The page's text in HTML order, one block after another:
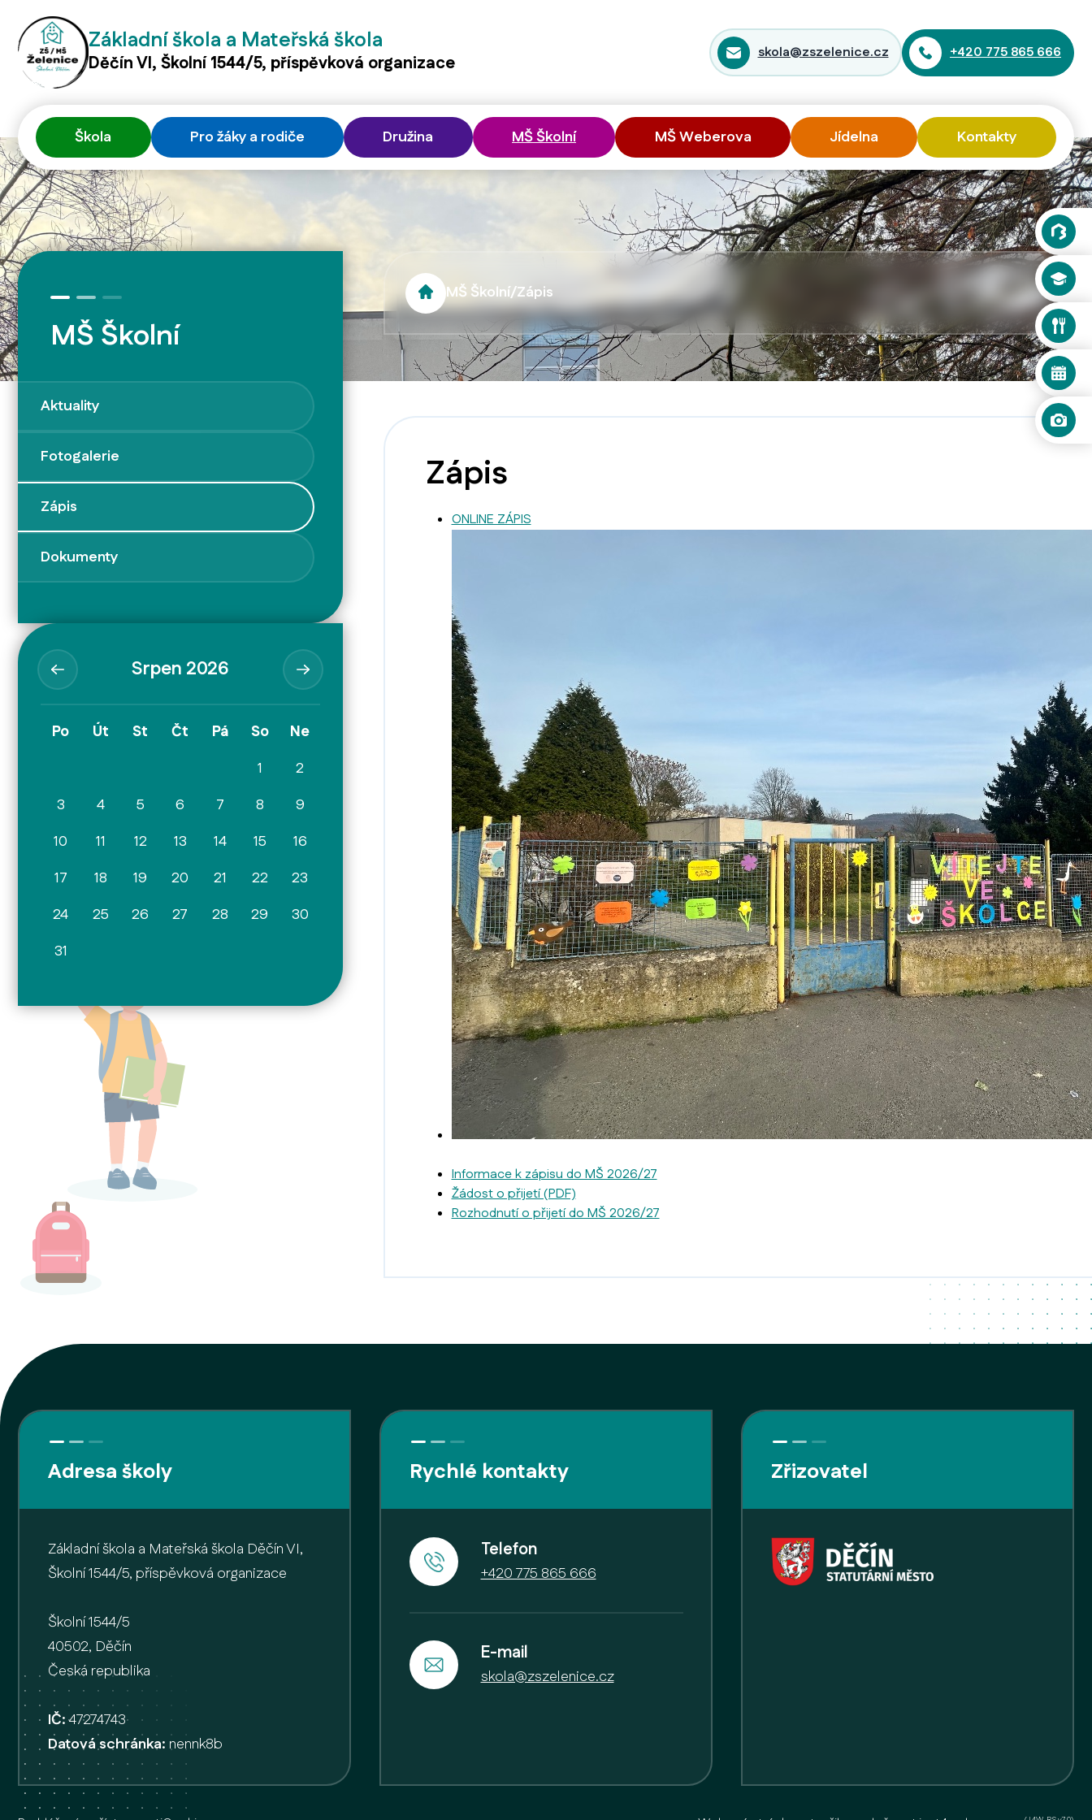
Základní škola a Mateřská škola
Děčín VI, Školní 1544/5, příspěvková organizace skola@zszelenice.cz +420 775 865 666
Škola Pro žáky a rodiče Družina MŠ Školní MŠ Weberova Jídelna Kontakty
MŠ Školní/Zápis
Zápis
ONLINE ZÁPIS
Informace k zápisu do MŠ 2026/27
Žádost o přijetí (PDF)
Rozhodnutí o přijetí do MŠ 2026/27
MŠ Školní
Aktuality
Fotogalerie
Zápis
Dokumenty
Srpen 2026
Po Út St Čt Pá So
Ne
1
2
3
4 5 6 7 8
9
10
11 12 13 14 15
16
17
18 19 20 21 22
23
24
25 26 27 28 29
30
31
Adresa školy
Základní škola a Mateřská škola Děčín VI,
Školní 1544/5, příspěvková organizace
Školní 1544/5
40502, Děčín
Česká republika
IČ:47274743
Datová schránka: nennk8b
Rychlé kontakty
Telefon
+420 775 865 666
E-mail
skola@zszelenice.cz
Zřizovatel